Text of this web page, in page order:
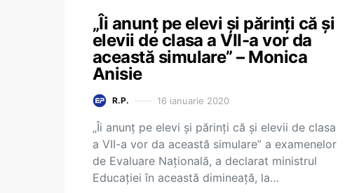
„Îi anunț pe elevi și părinți că și
elevii de clasa a VII-a vor da
această simulare” – Monica
Anisie
R.P. 16 ianuarie 2020
„Îi anunț pe elevi și părinți că și elevii de clasa
a VII-a vor da această simulare” a examenelor
de Evaluare Națională, a declarat ministrul
Educației în această dimineață, la…